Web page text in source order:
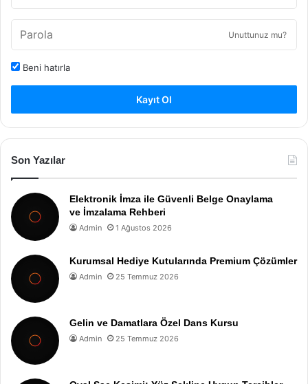
Unuttunuz mu?
Beni hatırla
Kayıt Ol
Son Yazılar
Elektronik İmza ile Güvenli Belge Onaylama
ve İmzalama Rehberi
Admin 1 Ağustos 2026
Kurumsal Hediye Kutularında Premium Çözümler
Admin 25 Temmuz 2026
Gelin ve Damatlara Özel Dans Kursu
Admin 25 Temmuz 2026